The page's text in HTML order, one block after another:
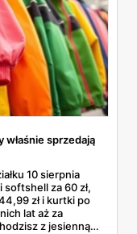
właśnie sprzedają
10 sierpnia
za 60 zł,
zł i kurtki po
lat aż za
z jesienną